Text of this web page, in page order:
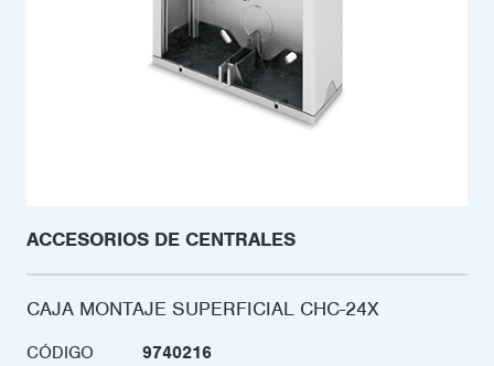
ACCESORIOS DE CENTRALES
CAJA MONTAJE SUPERFICIAL CHC-24X
CÓDIGO
9740216